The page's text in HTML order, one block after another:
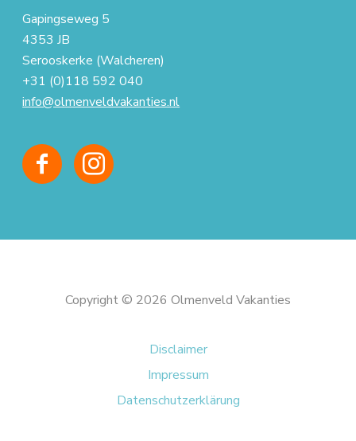
Gapingseweg 5
4353 JB
Serooskerke (Walcheren)
+31 (0)118 592 040
info@olmenveldvakanties.nl
Copyright © 2026 Olmenveld Vakanties
Disclaimer
Impressum
Datenschutzerklärung